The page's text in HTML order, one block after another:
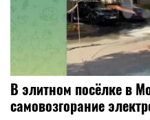
В элитном посёлке в
самовозгорание